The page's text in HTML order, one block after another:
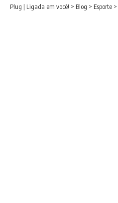
Plug | Ligada em você! > Blog > Esporte >